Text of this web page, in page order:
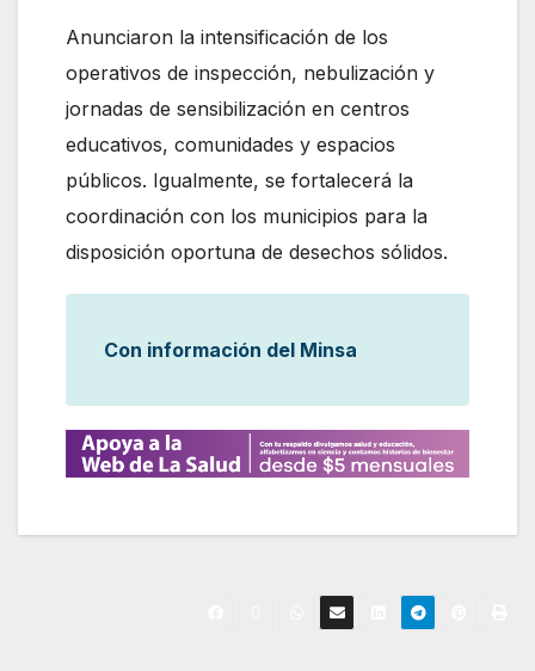
Anunciaron la intensificación de los
operativos de inspección, nebulización y
jornadas de sensibilización en centros
educativos, comunidades y espacios
públicos. Igualmente, se fortalecerá la
coordinación con los municipios para la
disposición oportuna de desechos sólidos.
Con información del Minsa